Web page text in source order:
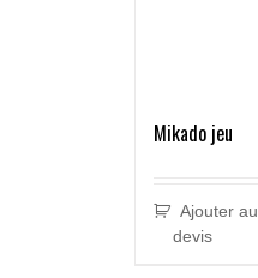
Mikado jeu
Ajouter au
devis